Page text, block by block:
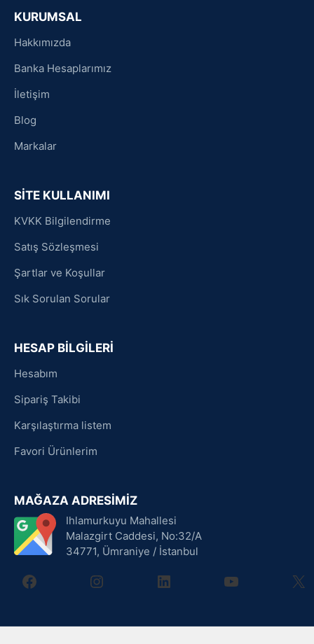
KURUMSAL
Hakkımızda
Banka Hesaplarımız
İletişim
Blog
Markalar
SİTE KULLANIMI
KVKK Bilgilendirme
Satış Sözleşmesi
Şartlar ve Koşullar
Sık Sorulan Sorular
HESAP BİLGİLERİ
Hesabım
Sipariş Takibi
Karşılaştırma listem
Favori Ürünlerim
MAĞAZA ADRESİMİZ
Ihlamurkuyu Mahallesi
Malazgirt Caddesi, No:32/A
34771, Ümraniye / İstanbul
facebookinstagramlinkedin youtube X